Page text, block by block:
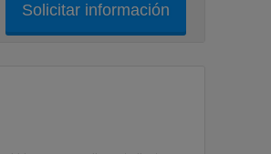
Solicitar información